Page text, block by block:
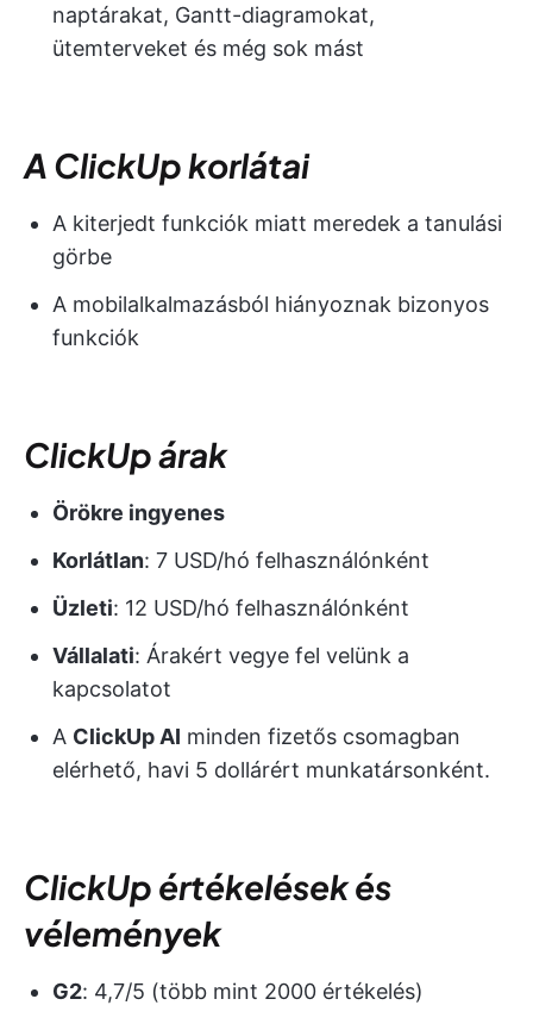
naptárakat, Gantt-diagramokat,
ütemterveket és még sok mást
A ClickUp korlátai
A kiterjedt funkciók miatt meredek a tanulási
görbe
A mobilalkalmazásból hiányoznak bizonyos
funkciók
ClickUp árak
Örökre ingyenes
Korlátlan: 7 USD/hó felhasználónként
Üzleti: 12 USD/hó felhasználónként
Vállalati: Árakért vegye fel velünk a
kapcsolatot
A ClickUp AI minden fizetős csomagban
elérhető, havi 5 dollárért munkatársonként.
ClickUp értékelések és
vélemények
G2: 4,7/5 (több mint 2000 értékelés)